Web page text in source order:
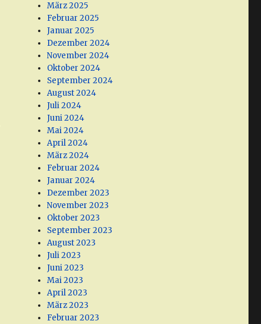
März 2025
Februar 2025
Januar 2025
Dezember 2024
November 2024
Oktober 2024
September 2024
August 2024
Juli 2024
Juni 2024
Mai 2024
April 2024
März 2024
Februar 2024
Januar 2024
Dezember 2023
November 2023
Oktober 2023
September 2023
August 2023
Juli 2023
Juni 2023
Mai 2023
April 2023
März 2023
Februar 2023